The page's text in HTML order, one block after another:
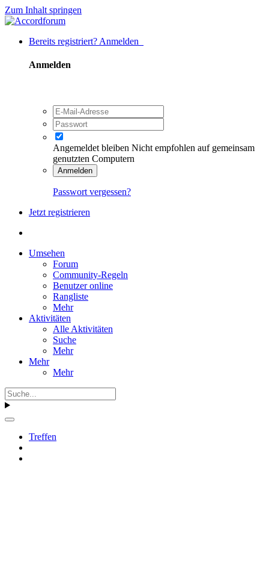
Zum Inhalt springen
Bereits registriert? Anmelden
Anmelden
Angemeldet bleiben Nicht empfohlen auf gemeinsam
genutzten Computern
Anmelden
Passwort vergessen?
Jetzt registrieren
Umsehen
Forum
Community-Regeln
Benutzer online
Rangliste
Mehr
Aktivitäten
Alle Aktivitäten
Suche
Mehr
Mehr
Mehr
Treffen